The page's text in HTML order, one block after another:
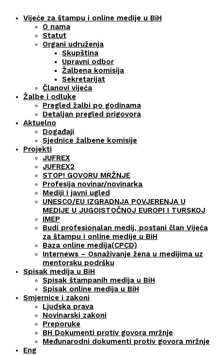
Vijeće za štampu i online medije u BiH
O nama
Statut
Organi udruženja
Skupština
Upravni odbor
Žalbena komisija
Sekretarijat
Članovi vijeća
Žalbe i odluke
Pregled žalbi po godinama
Detaljan pregled prigovora
Aktuelno
Događaji
Sjednice žalbene komisije
Projekti
JUFREX
JUFREX2
STOP! GOVORU MRŽNJE
Profesija novinar/novinarka
Mediji i javni ugled
UNESCO/EU IZGRADNJA POVJERENJA U
MEDIJE U JUGOISTOČNOJ EUROPI I TURSKOJ
IMEP
Budi profesionalan medij, postani član Vijeća
za štampu i online medije u BiH
Baza online medija(CPCD)
Internews – Osnaživanje žena u medijima uz
mentorsku podršku
Spisak medija u BiH
Spisak štampanih medija u BiH
Spisak online medija u BiH
Smjernice i zakoni
Ljudska prava
Novinarski zakoni
Preporuke
BH Dokumenti protiv govora mržnje
Međunarodni dokumenti protiv govora mržnje
Eng